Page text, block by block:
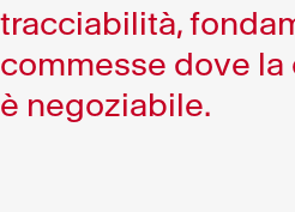
tracciabilità,
commesse dove
è negoziabile.